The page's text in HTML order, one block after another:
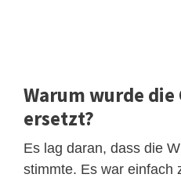
Warum wurde die
ersetzt?
Es lag daran, dass die
stimmte. Es war einfach